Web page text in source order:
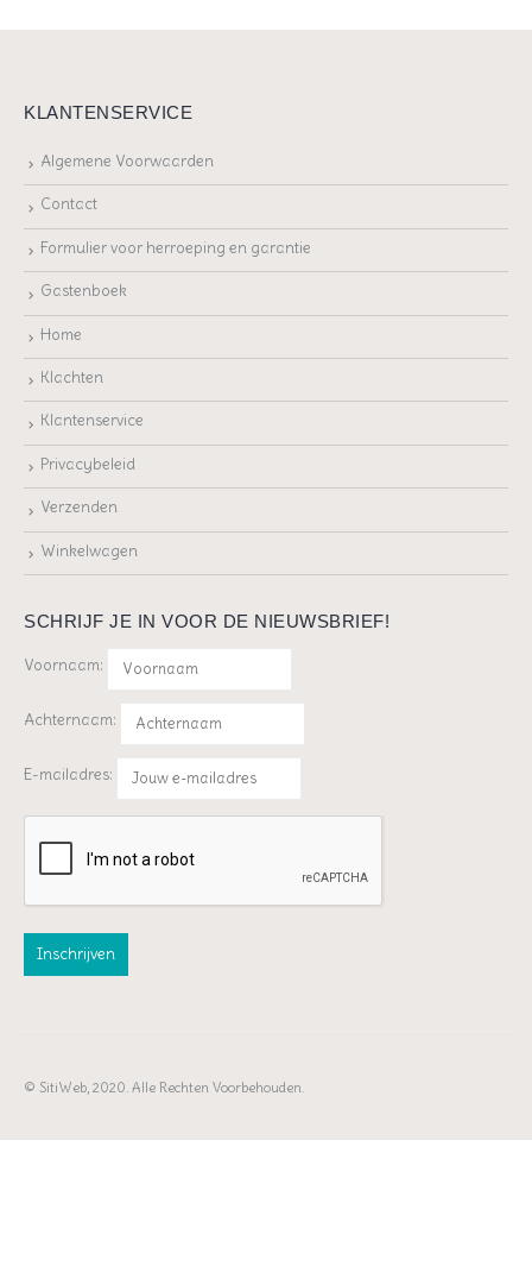
KLANTENSERVICE
Algemene Voorwaarden
Contact
Formulier voor herroeping en garantie
Gastenboek
Home
Klachten
Klantenservice
Privacybeleid
Verzenden
Winkelwagen
SCHRIJF JE IN VOOR DE NIEUWSBRIEF!
Voornaam:
Achternaam:
E-mailadres:
© SitiWeb, 2020. Alle Rechten Voorbehouden.